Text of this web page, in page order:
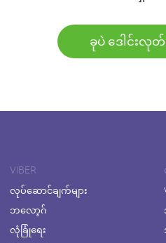
ခုပဲ ဒေါင်းလု
VIBER
လုပ်ဆောင်ချက်များ
ဘလော့ဂ်
လုံခြုံရေး